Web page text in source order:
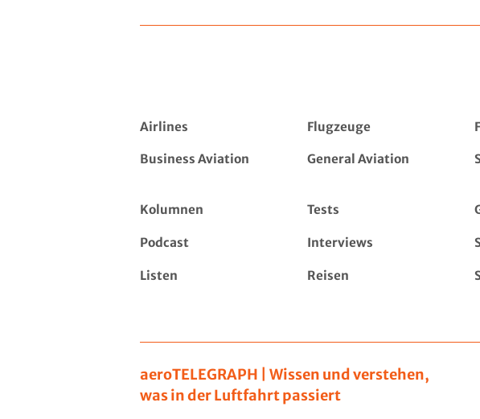
Airlines Flugzeuge
Business Aviation General Aviation
Kolumnen Tests
Podcast Interviews
Listen Reisen
aeroTELEGRAPH | Wissen und verstehen,
was in der Luftfahrt passiert